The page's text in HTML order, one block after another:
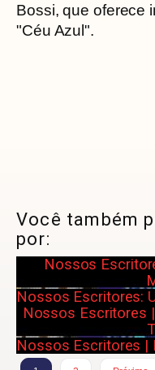
Bossi, que oferece
"Céu Azul".
Você também
por:
Nossos
Nossos Escritores:
Nossos Escritores
Nossos Escritores |